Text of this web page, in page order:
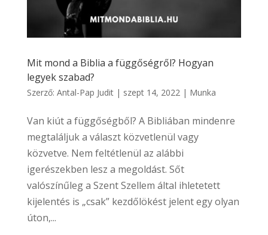
Mit mond a Biblia a függőségről? Hogyan
legyek szabad?
Szerző: Antal-Pap Judit| szept 14, 2022 | Munka
Van kiút a függőségből? A Bibliában mindenre
megtaláljuk a választ közvetlenül vagy
közvetve. Nem feltétlenül az alábbi
igerészekben lesz a megoldást. Sőt
valószínűleg a Szent Szellem által ihletetett
kijelentés is „csak” kezdőlökést jelent egy olyan
úton,...